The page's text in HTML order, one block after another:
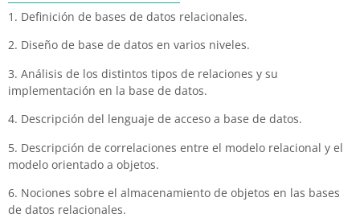
1. Definición de bases de datos relacionales.
2. Diseño de base de datos en varios niveles.
3. Análisis de los distintos tipos de relaciones y su
implementación en la base de datos.
4. Descripción del lenguaje de acceso a base de datos.
5. Descripción de correlaciones entre el modelo relacional y el
modelo orientado a objetos.
6. Nociones sobre el almacenamiento de objetos en las bases
de datos relacionales.